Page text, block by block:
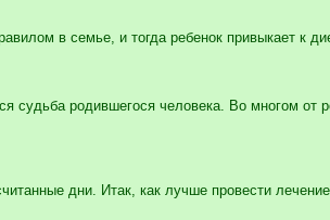
в семье, и тогда ребенок привыкает к
родившегося человека. Во многом от
дни. Итак, как лучше провести